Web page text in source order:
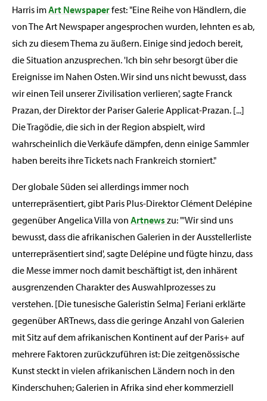
Harris imArt Newspaperfest: "Eine Reihe von Händlern, die
von The Art Newspaper angesprochen wurden, lehnten es ab,
sich zu diesem Thema zu äußern. Einige sind jedoch bereit,
die Situation anzusprechen. 'Ich bin sehr besorgt über die
Ereignisse im Nahen Osten. Wir sind uns nicht bewusst, dass
wir einen Teil unserer Zivilisation verlieren', sagte Franck
Prazan, der Direktor der Pariser Galerie Applicat-Prazan. [...]
Die Tragödie, die sich in der Region abspielt, wird
wahrscheinlich die Verkäufe dämpfen, denn einige Sammler
haben bereits ihre Tickets nach Frankreich storniert."
Der globale Süden sei allerdings immer noch
unterrepräsentiert, gibt Paris Plus-Direktor Clément Delépine
gegenüber Angelica Villa von Artnews zu: "'Wir sind uns
bewusst, dass die afrikanischen Galerien in der Ausstellerliste
unterrepräsentiert sind', sagte Delépine und fügte hinzu, dass
die Messe immer noch damit beschäftigt ist, den inhärent
ausgrenzenden Charakter des Auswahlprozesses zu
verstehen. [Die tunesische Galeristin Selma] Feriani erklärte
gegenüber ARTnews, dass die geringe Anzahl von Galerien
mit Sitz auf dem afrikanischen Kontinent auf der Paris+ auf
mehrere Faktoren zurückzuführen ist: Die zeitgenössische
Kunst steckt in vielen afrikanischen Ländern noch in den
Kinderschuhen; Galerien in Afrika sind eher kommerziell